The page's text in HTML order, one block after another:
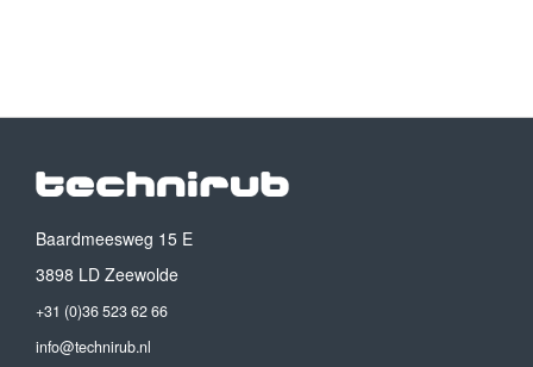
Baardmeesweg 15 E
3898 LD Zeewolde
+31 (0)36 523 62 66
info@technirub.nl